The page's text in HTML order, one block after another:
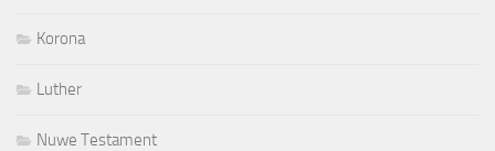
Korona
Luther
Nuwe Testament